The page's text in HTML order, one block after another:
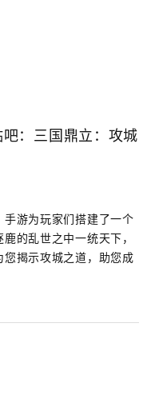
：三国鼎立：攻城
游为玩家们搭建了一个
的乱世之中一统天下，
揭示攻城之道，助您成